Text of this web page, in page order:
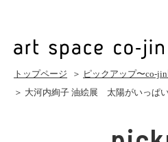
トップページ ＞ ピックアップ〜co-
＞ 大河内絢子 油絵展 太陽がいっぱ